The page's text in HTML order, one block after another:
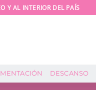
Y AL INTERIOR DEL PAÍS
DESCANSO